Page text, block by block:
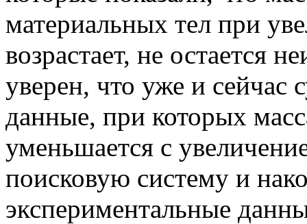
материальных тел при
возрастает, не остается
уверен, что уже и сейчас
данные, при которых
уменьшается с
поисковую систему и
экспериментальные